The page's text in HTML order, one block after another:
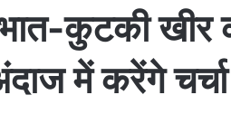
कुटकी
में करेंगे चर्चा